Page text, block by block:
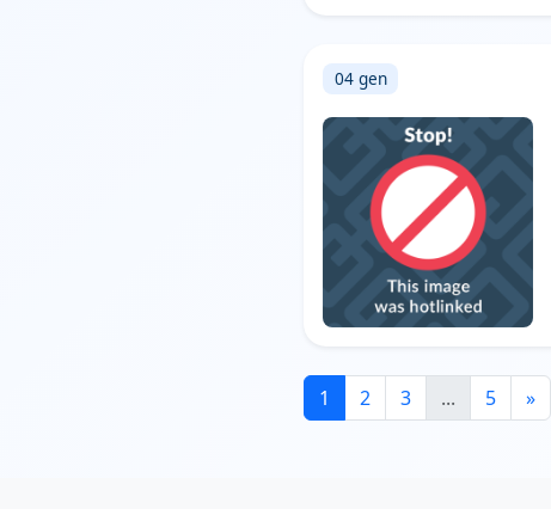
04 gen
1 2 3 ... 5 »